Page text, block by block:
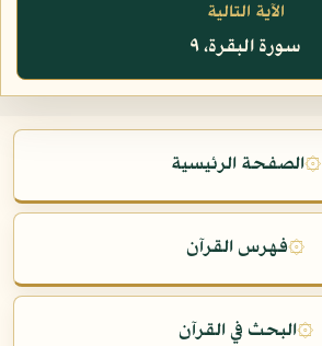
الآية التالية
سورة البقرة، ٩
۞الصفحة الرئيسية
۞فهرس القرآن
۞البحث في القرآن